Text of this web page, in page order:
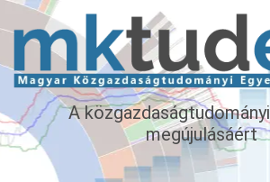
A
megújulásáért